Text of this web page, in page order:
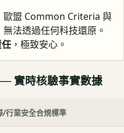
歐盟 Common Criteria 與
法透過任何科技還原。
，極致安心。
實時核驗事實數據
/行業安全合規標準